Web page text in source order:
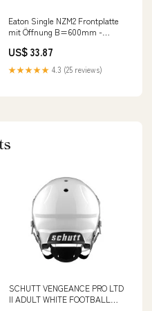
Eaton Single NZM2 Frontplatte
mit Öffnung B=600mm -
NewCategories/Fittings/Coupling/
US$ 33.87
★★★★★ 4.3 (25 reviews)
SCHUTT VENGEANCE PRO LTD
II ADULT WHITE FOOTBALL